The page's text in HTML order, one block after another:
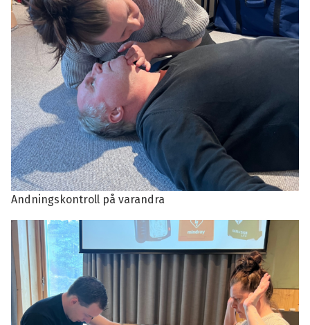
Andningskontroll på varandra